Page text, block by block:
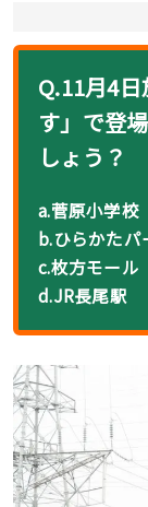
Q.11月4
す」で登
しょう？
a.菅原小学校
b.ひらかたパ
c.枚方モール
d.JR長尾駅